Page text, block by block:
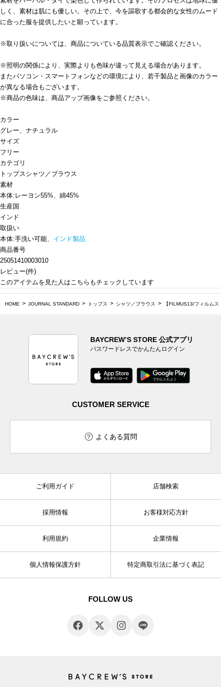
しく、素材は肌にも優しい。その上で、今を謳歌する都会的な女性のムード
に合った服を提供したいと願っています。
※取り扱いについては、商品についている品質表示でご確認ください。
※照明の関係により、実際よりも色味が違って見える場合があります。
またパソコン・スマートフォンなどの環境により、若干製品と画像のカラー
が異なる場合もございます。
※商品の色味は、商品アップ画像をご参照ください。
カラー
グレー、ナチュラル
サイズ
フリー
カテゴリ
トップスシャツ／ブラウス
素材
本体:レーヨン55%、綿45%
生産国
インド
取扱い
本体:手洗い可能、 インド製品
商品番号
25051410003010
レビュー(件)
このアイテムを見た人はこちらもチェックしています
HOME JOURNAL STANDARD トップス シャツ／ブラウス 【FILMUS13/フィルム
BAYCREW’S STORE 公式アプリ
パスワードレスでかんたんログイン
CUSTOMER SERVICE
よくある質問
ご利用ガイド 店舗検索
採用情報 お客様対応方針
利用規約 企業情報
個人情報保護方針 特定商取引法に基づく表記
FOLLOW US